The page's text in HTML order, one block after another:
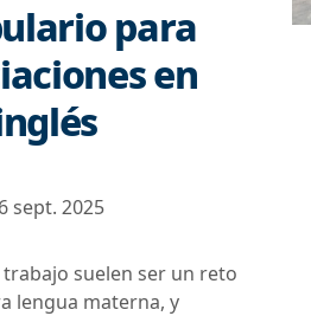
para
en
sept. 2025
suelen ser un reto
lengua materna, y